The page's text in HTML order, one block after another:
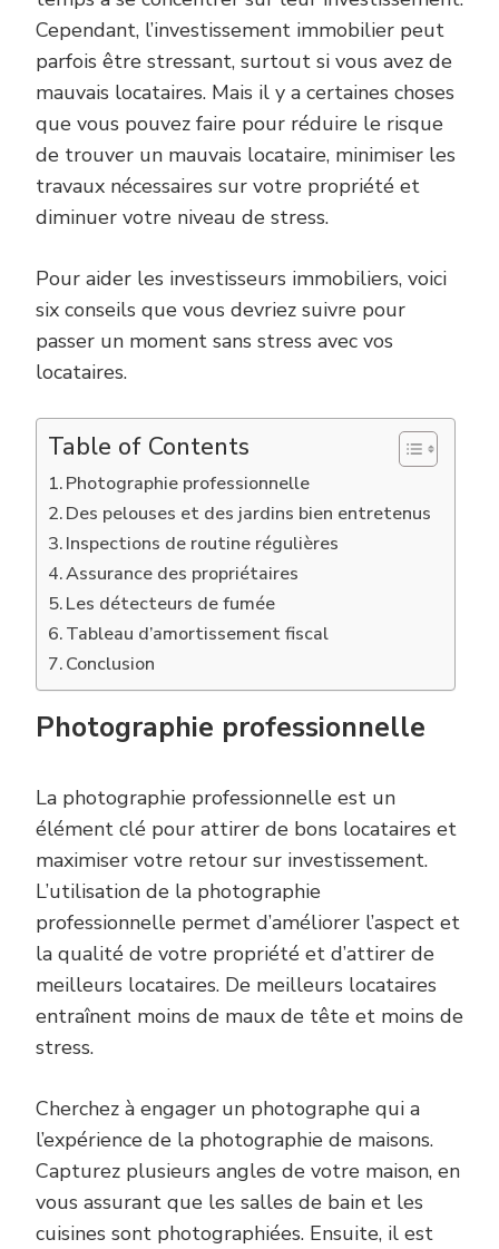
Cependant, l’investissement immobilier peut
parfois être stressant, surtout si vous avez de
mauvais locataires. Mais il y a certaines choses
que vous pouvez faire pour réduire le risque
de trouver un mauvais locataire, minimiser les
travaux nécessaires sur votre propriété et
diminuer votre niveau de stress.
Pour aider les investisseurs immobiliers, voici
six conseils que vous devriez suivre pour
passer un moment sans stress avec vos
locataires.
Table of Contents
Photographie professionnelle
Des pelouses et des jardins bien entretenus
Inspections de routine régulières
Assurance des propriétaires
Les détecteurs de fumée
Tableau d’amortissement fiscal
Conclusion
Photographie professionnelle
La photographie professionnelle est un
élément clé pour attirer de bons locataires et
maximiser votre retour sur investissement.
L’utilisation de la photographie
professionnelle permet d’améliorer l’aspect et
la qualité de votre propriété et d’attirer de
meilleurs locataires. De meilleurs locataires
entraînent moins de maux de tête et moins de
stress.
Cherchez à engager un photographe qui a
l’expérience de la photographie de maisons.
Capturez plusieurs angles de votre maison, en
vous assurant que les salles de bain et les
cuisines sont photographiées. Ensuite, il est